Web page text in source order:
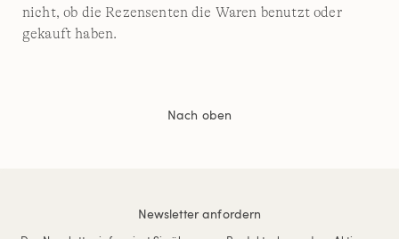
nicht, ob die Rezensenten die Waren benutzt oder
gekauft haben.
Nach oben
Newsletter anfordern